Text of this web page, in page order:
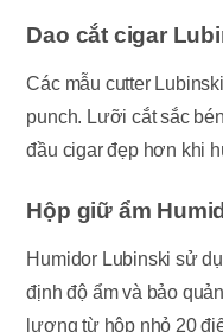
Dao cắt cigar
Các mẫu cutter
punch. Lưỡi cắt sắc
đầu cigar đẹp hơn khi
Hộp giữ ẩm
Humidor Lubinski sử
định độ ẩm và bảo
lượng từ hộp nhỏ 20